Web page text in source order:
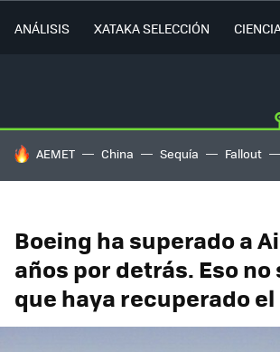
ANÁLISIS XATAKA SELECCIÓN
HOY SE HABLA DE
AEMET China Sequía Fallout
Boeing ha superado a
años por detrás. Eso
que haya recuperado